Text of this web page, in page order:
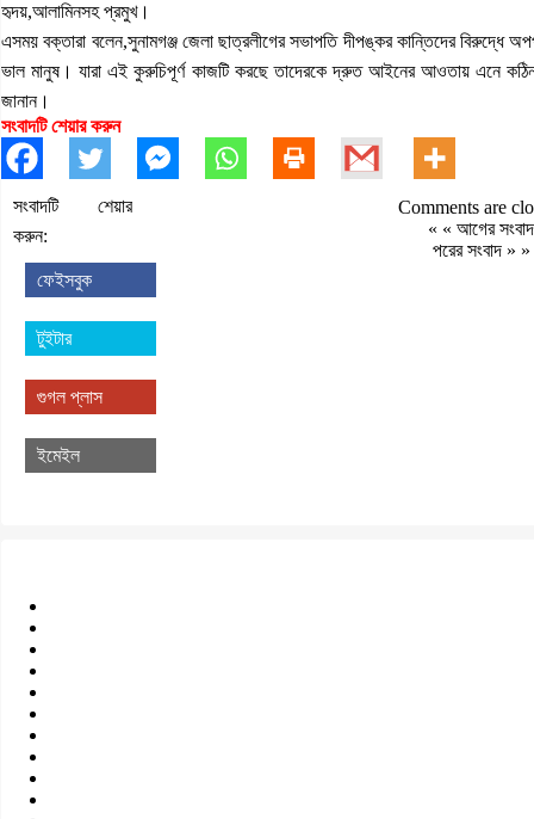
হৃদয়,আলামিনসহ প্রমুখ।
এসময় বক্তারা বলেন,সুনামগঞ্জ জেলা ছাত্রলীগের সভাপতি দীপঙ্কর কান্তিদের বিরুদ্ধে
ভাল মানুষ। যারা এই কুরুচিপূর্ণ কাজটি করছে তাদেরকে দ্রুত আইনের আওতায় এনে
জানান।
সংবাদটি শেয়ার করুন
সংবাদটি শেয়ার
করুন:
ফেইসবুক
টুইটার
গুগল প্লাস
ইমেইল
Comments are
« « আগের সংবাদ
পরের সংবাদ » »